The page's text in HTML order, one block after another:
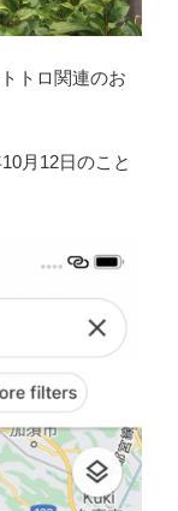
トロ関連のお
月12日のこと